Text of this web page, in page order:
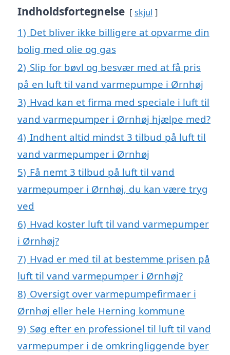
Indholdsfortegnelse skjul
1) Det bliver ikke billigere at opvarme din
bolig med olie og gas
2) Slip for bøvl og besvær med at få pris
på en luft til vand varmepumpe i Ørnhøj
3) Hvad kan et firma med speciale i luft til
vand varmepumper i Ørnhøj hjælpe med?
4) Indhent altid mindst 3 tilbud på luft til
vand varmepumper i Ørnhøj
5) Få nemt 3 tilbud på luft til vand
varmepumper i Ørnhøj, du kan være tryg
ved
6) Hvad koster luft til vand varmepumper
i Ørnhøj?
7) Hvad er med til at bestemme prisen på
luft til vand varmepumper i Ørnhøj?
8) Oversigt over varmepumpefirmaer i
Ørnhøj eller hele Herning kommune
9) Søg efter en professionel til luft til vand
varmepumper i de omkringliggende byer